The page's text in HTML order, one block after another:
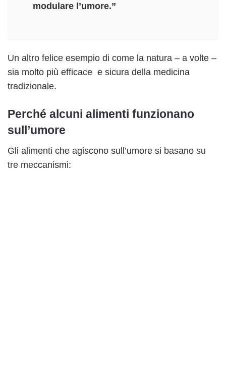
modulare l’umore.”
Un altro felice esempio di come la natura – a volte –
sia molto più efficace e sicura della medicina
tradizionale.
Perché alcuni alimenti funzionano
sull’umore
Gli alimenti che agiscono sull’umore si basano su
tre meccanismi: